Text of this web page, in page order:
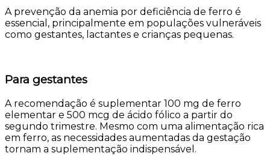
A prevenção da anemia por deficiência de ferro é
essencial, principalmente em populações vulneráveis
como gestantes, lactantes e crianças pequenas.
Para gestantes
A recomendação é suplementar 100 mg de ferro
elementar e 500 mcg de ácido fólico a partir do
segundo trimestre. Mesmo com uma alimentação rica
em ferro, as necessidades aumentadas da gestação
tornam a suplementação indispensável.